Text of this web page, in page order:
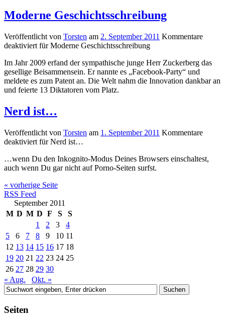
Moderne Geschichtsschreibung
Veröffentlicht von Torsten am 2. September 2011 Kommentare
deaktiviert für Moderne Geschichtsschreibung
Im Jahr 2009 erfand der sympathische junge Herr Zuckerberg das
gesellige Beisammensein. Er nannte es „Facebook-Party“ und
meldete es zum Patent an. Die Welt nahm die Innovation dankbar an
und feierte 13 Diktatoren vom Platz.
Nerd ist…
Veröffentlicht von Torsten am 1. September 2011 Kommentare
deaktiviert für Nerd ist…
…wenn Du den Inkognito-Modus Deines Browsers einschaltest,
auch wenn Du gar nicht auf Porno-Seiten surfst.
« vorherige Seite
RSS Feed
September 2011
M D M D F S
S
1
2 3
4
5
6 7 8 9 10 11
12 13 14 15 16 17 18
19 20 21 22 23 24 25
26 27 28 29 30
« Aug.
Okt. »
Seiten